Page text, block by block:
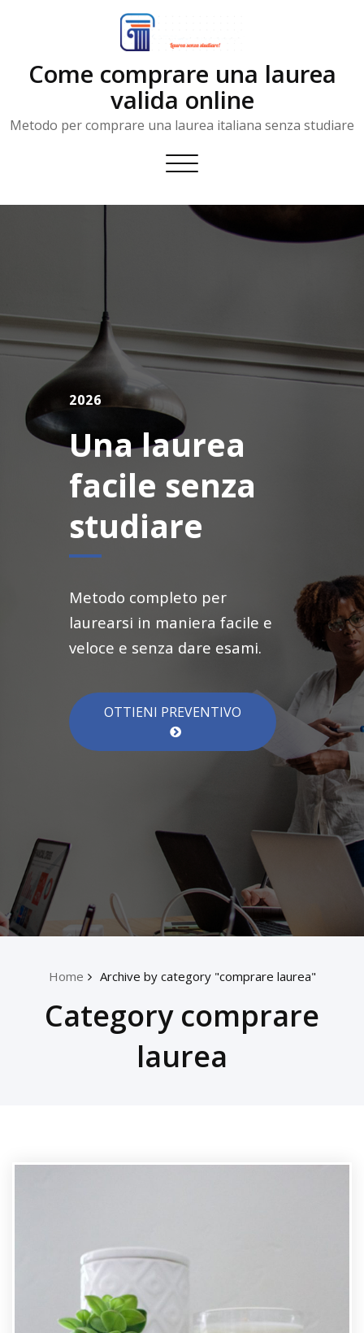
Come comprare una laurea
valida online
Metodo per comprare una laurea italiana senza studiare
Toggle
2026
Una laurea
facile senza
studiare
Metodo completo per
laurearsi in maniera facile e
veloce e senza dare esami.
OTTIENI PREVENTIVO
Home Archive by category "comprare laurea"
Category comprare
laurea